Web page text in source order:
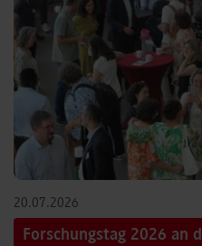
20.07.2026
Forschungstag 2026 an